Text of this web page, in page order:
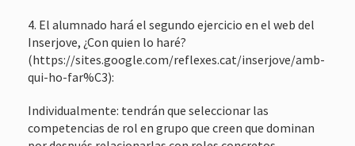
4. El alumnado hará el segundo ejercicio en el web del
Inserjove, ¿Con quien lo haré?
(https://sites.google.com/reflexes.cat/inserjove/amb-
qui-ho-far%C3):
Individualmente: tendrán que seleccionar las
competencias de rol en grupo que creen que dominan